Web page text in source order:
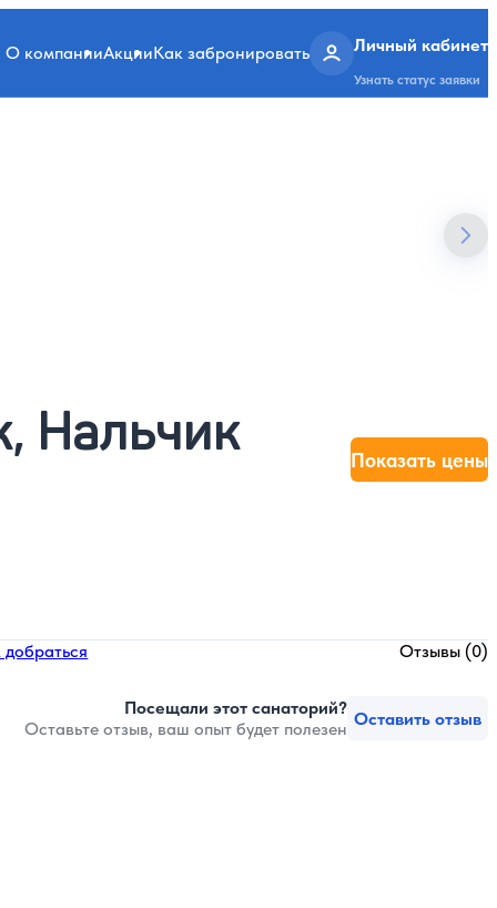
О компанииАкцииКак забронировать Личный кабинет
Узнать статус заявки
Нальчик Показать цены
Отзывы (0)
Посещали этот санаторий?
Оставьте отзыв, ваш опыт будет полезен Оставить отзыв